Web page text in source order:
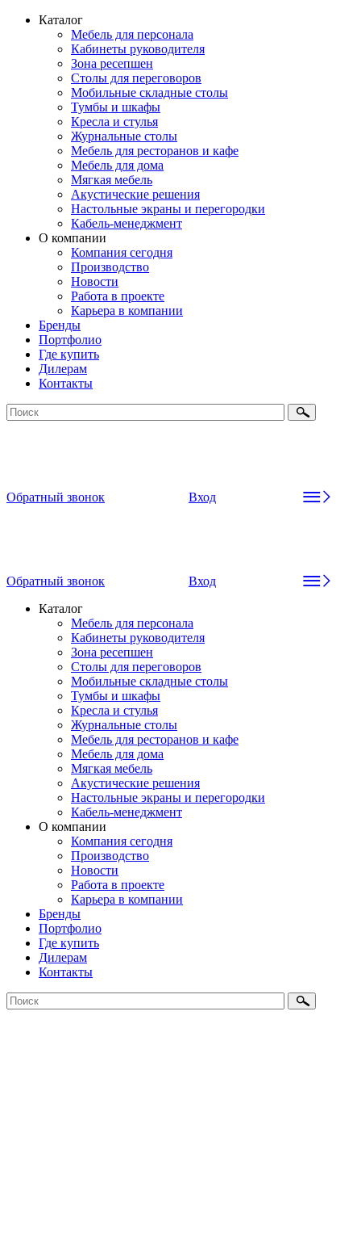
Каталог
Мебель для персонала
Кабинеты руководителя
Зона ресепшен
Столы для переговоров
Мобильные складные столы
Тумбы и шкафы
Кресла и стулья
Журнальные столы
Мебель для ресторанов и кафе
Мебель для дома
Мягкая мебель
Акустические решения
Настольные экраны и перегородки
Кабель-менеджмент
О компании
Компания сегодня
Производство
Новости
Работа в проекте
Карьера в компании
Бренды
Портфолио
Где купить
Дилерам
Контакты
Обратный звонок Вход
Обратный звонок
Вход
Каталог
Мебель для персонала
Кабинеты руководителя
Зона ресепшен
Столы для переговоров
Мобильные складные столы
Тумбы и шкафы
Кресла и стулья
Журнальные столы
Мебель для ресторанов и кафе
Мебель для дома
Мягкая мебель
Акустические решения
Настольные экраны и перегородки
Кабель-менеджмент
О компании
Компания сегодня
Производство
Новости
Работа в проекте
Карьера в компании
Бренды
Портфолио
Где купить
Дилерам
Контакты